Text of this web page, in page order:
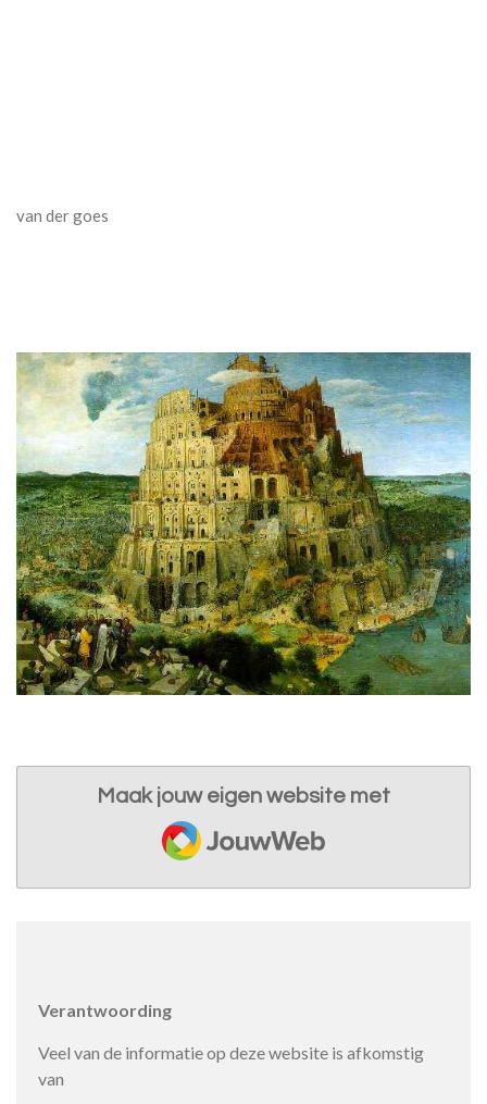
van der goes
Maak jouw eigen website met
JouwWeb
Verantwoording
Veel van de informatie op deze website is afkomstig
van